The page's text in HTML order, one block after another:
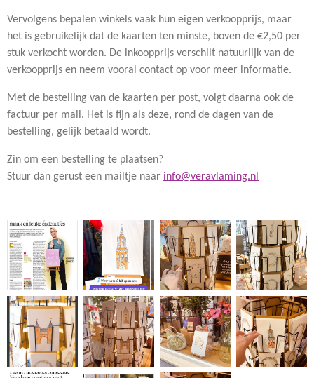
Vervolgens bepalen winkels vaak hun eigen verkoopprijs, maar
het is gebruikelijk dat de kaarten ten minste, boven de €2,50 per
stuk verkocht worden. De inkoopprijs verschilt natuurlijk van de
verkoopprijs en neem vooral contact op voor meer informatie.
Met de bestelling van de kaarten per post, volgt daarna ook de
factuur per mail. Het is fijn als deze, rond de dagen van de
bestelling, gelijk betaald wordt.
Zin om een bestelling te plaatsen?
Stuur dan gerust een mailtje naar info@veravlaming.nl